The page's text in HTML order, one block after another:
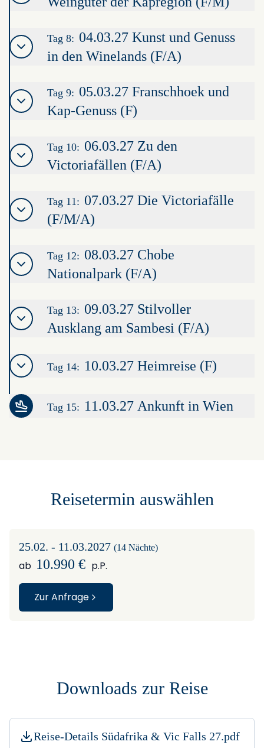
Tag 8: 04.03.27 Kunst und Genuss
in den Winelands (F/A)
Tag 9: 05.03.27 Franschhoek und
Kap-Genuss (F)
Tag 10: 06.03.27 Zu den
Victoriafällen (F/A)
Tag 11: 07.03.27 Die Victoriafälle
(F/M/A)
Tag 12: 08.03.27 Chobe
Nationalpark (F/A)
Tag 13: 09.03.27 Stilvoller
Ausklang am Sambesi (F/A)
Tag 14: 10.03.27 Heimreise (F)
Tag 15: 11.03.27 Ankunft in Wien
Reisetermin auswählen
25.02. - 11.03.2027 (14 Nächte)
ab 10.990 € p.P.
Zur Anfrage
Downloads zur Reise
Reise-Details Südafrika & Vic Falls 27.pdf